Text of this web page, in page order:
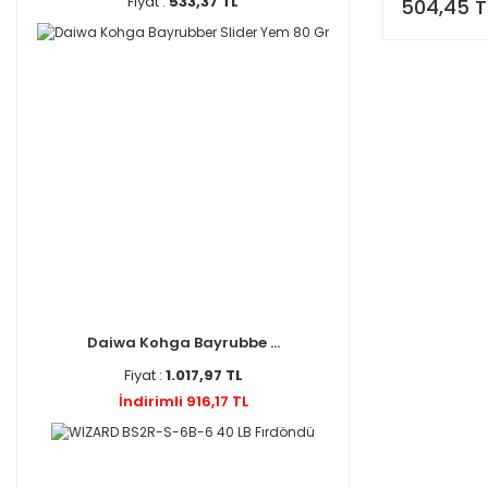
Daiwa Kohga Bayrubbe ...
Fiyat : 1.017,97 TL
İndirimli 916,17 TL
504,45